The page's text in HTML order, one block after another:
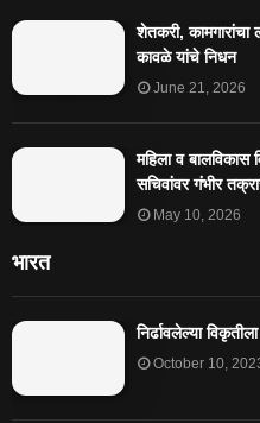
शेतकरी,
कावळे यांचे निधन
June 21, 2026
महिला व बालविकास
सचिवांवर गंभीर
May 10, 2026
भारत
निर्ढावलेल्या
October 10,